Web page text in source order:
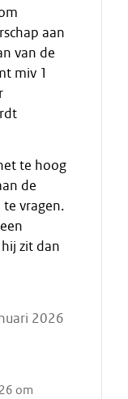
aan
van de
miv 1
te hoog
de
vragen.
zit dan
2026
om